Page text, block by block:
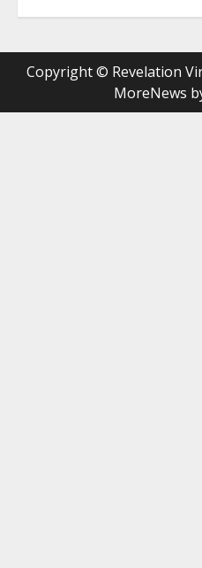
Copyright © Revelation
MoreNews